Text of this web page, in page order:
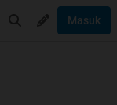
Masuk